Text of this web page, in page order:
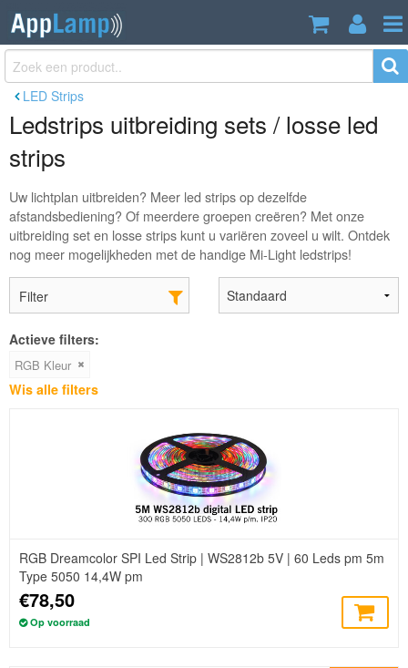
LED Strips
Ledstrips uitbreiding sets / losse led
strips
Uw lichtplan uitbreiden? Meer led strips op dezelfde
afstandsbediening? Of meerdere groepen creëren? Met onze
uitbreiding set en losse strips kunt u variëren zoveel u wilt. Ontdek
nog meer mogelijkheden met de handige Mi-Light ledstrips!
Filter
Actieve filters:
RGB Kleur
Wis alle filters
RGB Dreamcolor SPI Led Strip | WS2812b 5V | 60 Leds pm 5m
Type 5050 14,4W pm
€78,50
Op voorraad